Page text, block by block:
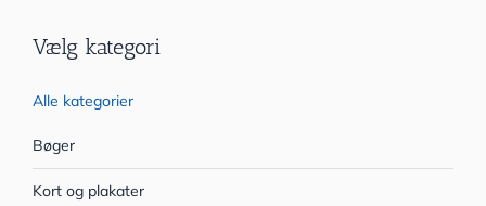
Vælg kategori
Alle kategorier
Bøger
Kort og plakater